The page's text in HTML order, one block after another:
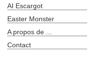
AI Escargot
Easter Monster
A propos de ...
Contact